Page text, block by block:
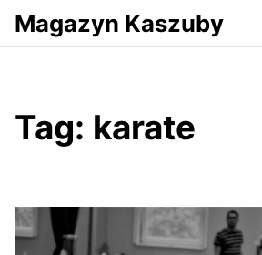
Przejdź do serwisu magazynkaszuby.pl
Magazyn Kaszuby
Tag: karate